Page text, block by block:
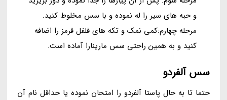
و حبه های سیر را له نموده و با سس مخلوط کنید.
مرحله چهارم:کمی نمک و تکه های فلفل قرمز را اضافه
کنید و به همین راحتی سس مارینارا آماده است.
سس آلفردو
حتما تا به حال پاستا آلفردو را امتحان نموده یا حداقل نام آن